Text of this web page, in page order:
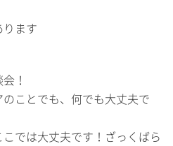
ます
！
ことでも、何でも大丈夫で
では大丈夫です！ざっくばら